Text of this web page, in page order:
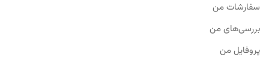
سفارشات من
بررسی‌های من
پروفایل من